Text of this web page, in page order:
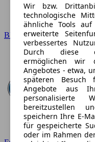
BMW
Wir bzw.
technologische
ähnliche Tools
erweiterte
verbessertes
Durch diese
ermöglichen wir
Angebotes - etwa,
späteren Besuch
Angebote aus
personalisierte
bereitzustellen
speichern Ihre E-
für gespeicherte
oder im Rahmen